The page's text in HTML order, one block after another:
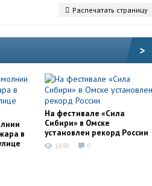
Распечатать страницу
>
в
На фестивале «Сила
Сибири» в Омске
установлен рекорд России
1690 0